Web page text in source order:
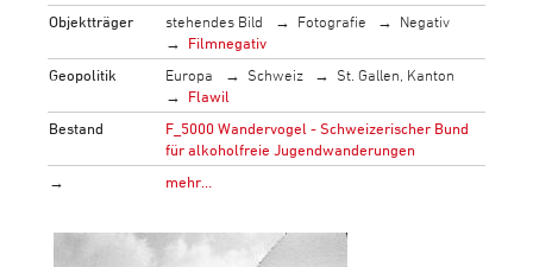
Objektträger
stehendes Bild Fotografie
Negativ
Filmnegativ
Geopolitik
Europa Schweiz
St. Gallen, Kanton
Flawil
Bestand
F_5000 Wandervogel - Schweizerischer Bund
für alkoholfreie Jugendwanderungen
→
mehr…